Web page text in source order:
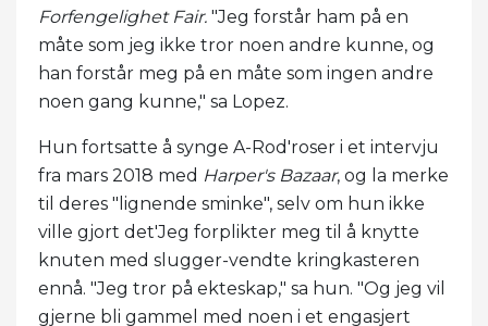
Forfengelighet Fair. "Jeg forstår ham på en
måte som jeg ikke tror noen andre kunne, og
han forstår meg på en måte som ingen andre
noen gang kunne," sa Lopez.
Hun fortsatte å synge A-Rod'roser i et intervju
fra mars 2018 med Harper's Bazaar, og la merke
til deres "lignende sminke", selv om hun ikke
ville gjort det'Jeg forplikter meg til å knytte
knuten med slugger-vendte kringkasteren
ennå. "Jeg tror på ekteskap," sa hun. "Og jeg vil
gjerne bli gammel med noen i et engasjert